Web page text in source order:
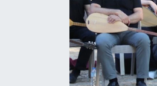
Nöbetçi Eczaneler